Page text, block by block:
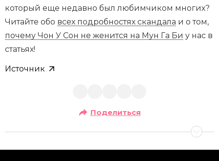
который еще недавно был любимчиком многих?
Читайте обо всех подробностях скандала и о том,
почему Чон У Сон не женится на Мун Га Би у нас в
статьях!
Источник
Поделиться